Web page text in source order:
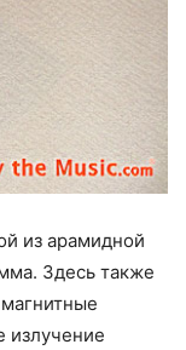
из арамидной
Здесь также
излучение